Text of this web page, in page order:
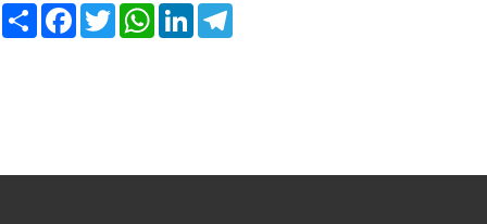
C
o
F
a
T
w
W
h
L